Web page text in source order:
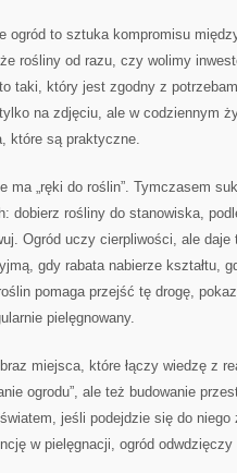
ogród to sztuka kompromisu
rośliny od razu, czy wolimy
taki, który jest zgodny z
na zdjęciu, ale w codziennym
które są praktyczne.
ma „ręki do roślin”. Tymczasem
dobierz rośliny do stanowiska,
Ogród uczy cierpliwości, ale
gdy rabata nabierze kształtu,
pomaga przejść tę drogę,
pielęgnowany.
miejsca, które łączy wiedzę z
ogrodu”, ale też budowanie
jeśli podejdzie się do
w pielęgnacji, ogród